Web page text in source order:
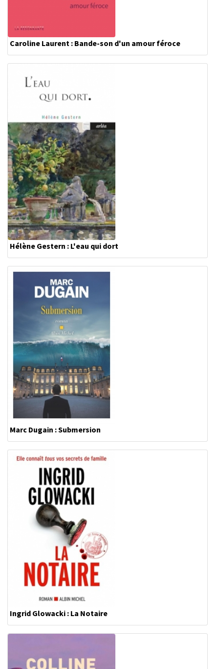
Caroline Laurent : Bande-son d'un amour féroce
Hélène Gestern : L'eau qui dort
Marc Dugain : Submersion
Ingrid Glowacki : La Notaire